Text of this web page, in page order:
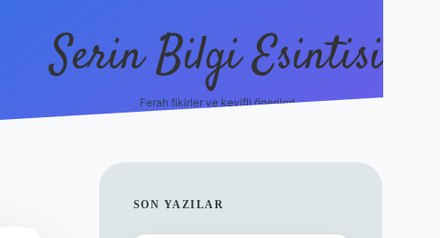
Serin Bilgi Esintisi
Ferah fikirler ve keyifli öneriler!
SIDEBAR
SON YAZILAR
ilbet giriş